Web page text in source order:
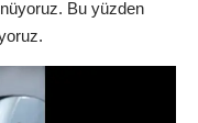
Bu yüzden